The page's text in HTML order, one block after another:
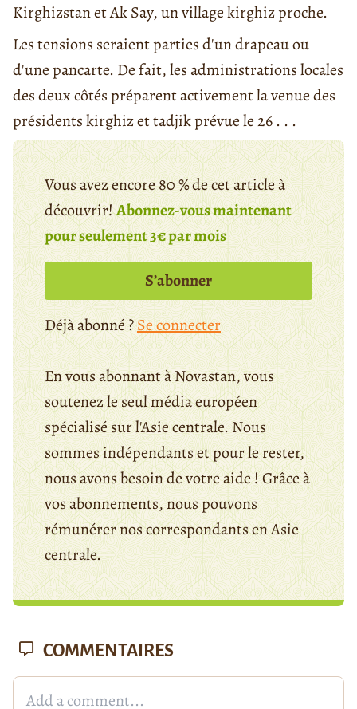
Kirghizstan et Ak Say, un village kirghiz proche.
Les tensions seraient parties d'un drapeau ou
d'une pancarte. De fait, les administrations locales
des deux côtés préparent activement la venue des
présidents kirghiz et tadjik prévue le 26 . . .
Vous avez encore 80 % de cet article à
découvrir!Abonnez-vous maintenant
pour seulement 3€ par mois
S’abonner
Déjà abonné ?Se connecter
En vous abonnant à Novastan, vous
soutenez le seul média européen
spécialisé sur l'Asie centrale. Nous
sommes indépendants et pour le rester,
nous avons besoin de votre aide ! Grâce à
vos abonnements, nous pouvons
rémunérer nos correspondants en Asie
centrale.
COMMENTAIRES